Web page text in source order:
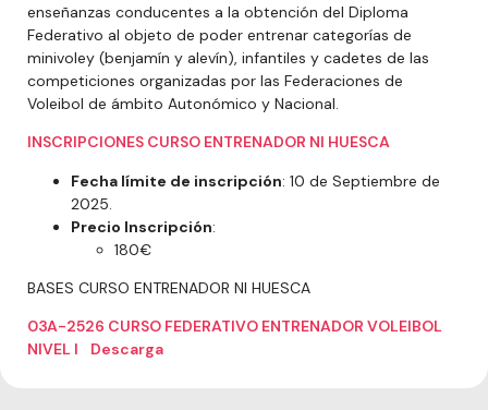
enseñanzas conducentes a la obtención del Diploma
Federativo al objeto de poder entrenar categorías de
minivoley (benjamín y alevín), infantiles y cadetes de las
competiciones organizadas por las Federaciones de
Voleibol de ámbito Autonómico y Nacional.
INSCRIPCIONES CURSO ENTRENADOR NI HUESCA
Fecha límite de inscripción: 10 de Septiembre de
2025.
Precio Inscripción:
180€
BASES CURSO ENTRENADOR NI HUESCA
03A-2526 CURSO FEDERATIVO ENTRENADOR VOLEIBOL
NIVEL I
Descarga